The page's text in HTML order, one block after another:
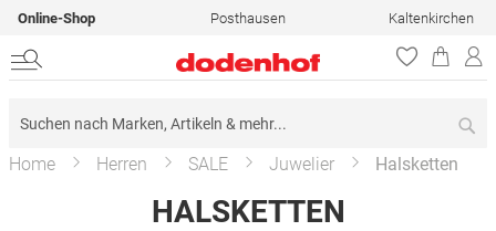
Online-Shop Posthausen Kaltenkirchen
Home Herren SALE Juwelier Halsketten
HALSKETTEN